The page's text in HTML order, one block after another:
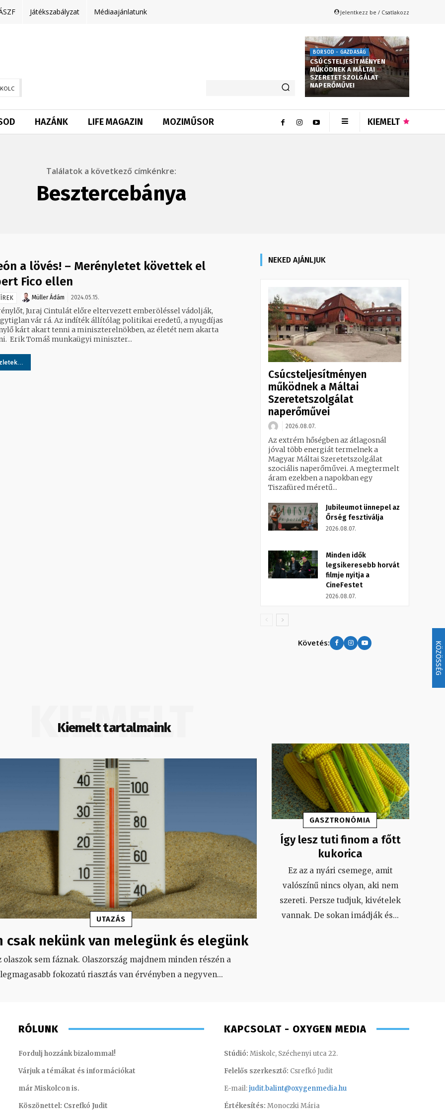
KÖZÖSSÉG
Játékszabályzat Médiaajánlatunk Jelentkezz be / Csatlakozz
BORSOD - GAZDASÁG
CSÚCSTELJESÍTMÉNYEN
MŰKÖDNEK A MÁLTAI
SZERETETSZOLGÁLAT
NAPERŐMŰVEI
HAZÁNK LIFE MAGAZIN MOZIMŰSOR KIEMELT
Találatok a következő címkénkre:
Besztercebánya
a lövés! – Merényletet követtek el
Fico ellen
Müller Ádám 2024.05.15.
Juraj Cintulát előre eltervezett emberöléssel vádolják,
vár rá. Az indíték állítólag politikai eredetű, a nyugdíjas
kárt akart tenni a miniszterelnökben, az életét nem akarta
elvenni. Erik Tomáš munkaügyi miniszter...
NEKED AJÁNLJUK
Csúcsteljesítményen
működnek a Máltai
Szeretetszolgálat
naperőművei
2026.08.07.
Az extrém hőségben az átlagosnál
jóval több energiát termelnek a
Magyar Máltai Szeretetszolgálat
szociális naperőművei. A megtermelt
áram ezekben a napokban egy
Tiszafüred méretű...
Jubileumot ünnepel az
Őrség fesztiválja
2026.08.07.
Minden idők
legsikeresebb horvát
filmje nyitja a
CineFestet
2026.08.07.
Követés:
Kiemelt tartalmaink
KIEMELT
UTAZÁS
csak nekünk van melegünk és elegünk
olaszok sem fáznak. Olaszország majdnem minden részén a
legmagasabb fokozatú riasztás van érvényben a negyven...
GASZTRONÓMIA
Így lesz tuti finom a főtt
kukorica
Ez az a nyári csemege, amit
valószínű nincs olyan, aki nem
szereti. Persze tudjuk, kivételek
vannak. De sokan imádják és...
RÓLUNK
Fordulj hozzánk bizalommal!
Várjuk a témákat és információkat
már Miskolcon is.
Köszönettel: Csrefkó Judit
KAPCSOLAT - OXYGEN MEDIA
Stúdió: Miskolc, Széchenyi utca 22.
Felelős szerkesztő: Csrefkó Judit
E-mail:judit.balint@oxygenmedia.hu
Értékesítés: Monoczki Mária